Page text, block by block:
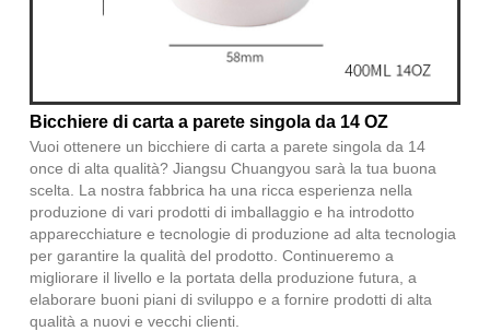
Bicchiere di carta a parete singola da 14 OZ
Vuoi ottenere un bicchiere di carta a parete singola da 14
once di alta qualità? Jiangsu Chuangyou sarà la tua buona
scelta. La nostra fabbrica ha una ricca esperienza nella
produzione di vari prodotti di imballaggio e ha introdotto
apparecchiature e tecnologie di produzione ad alta tecnologia
per garantire la qualità del prodotto. Continueremo a
migliorare il livello e la portata della produzione futura, a
elaborare buoni piani di sviluppo e a fornire prodotti di alta
qualità a nuovi e vecchi clienti.